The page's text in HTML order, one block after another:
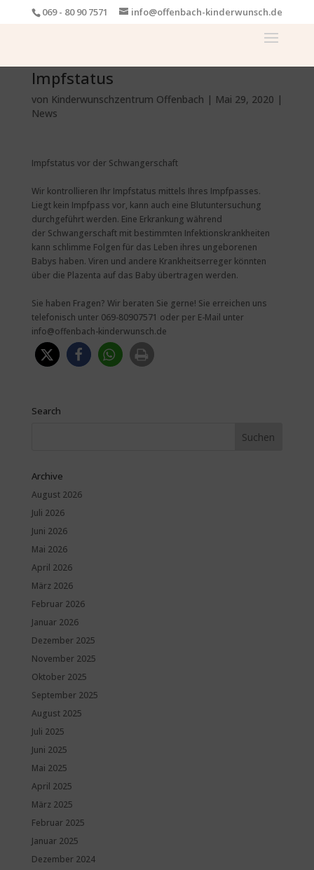
069 - 80 90 7571 info@offenbach-kinderwunsch.de
Impfstatus
von Kinderwunschzentrum Offenbach | Mai 29, 2020 |
News
Impfstatus vor der Schwangerschaft
Wir kontrollieren Ihr Impfstatus mittels Ihres Impfpasses.
Liegt kein Impfpass vor, kann auch eine Blutuntersuchung
durchgeführt werden. Eine Erkrankung während
der Schwangerschaft mit bestimmten Infektionskrankheiten
kann schlimme Folgen für das Leben ihres ungeborenen
Babys haben. Viren und andere Krankheitserreger könnten
über die Plazenta auf das Baby übertragen werden.
Sie haben Fragen? Wir beraten Sie gerne! Sie erreichen uns
telefonisch unter 069-80907571 oder per E-Mail unter
info@offenbach-kinderwunsch.de
Search
Archive
August 2026
Juli 2026
Juni 2026
Mai 2026
April 2026
März 2026
Februar 2026
Januar 2026
Dezember 2025
November 2025
Oktober 2025
September 2025
August 2025
Juli 2025
Juni 2025
Mai 2025
April 2025
März 2025
Februar 2025
Januar 2025
Dezember 2024